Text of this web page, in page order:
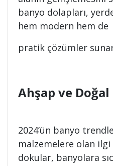
banyo dolapları,
hem modern hem de
pratik çözümler
Ahşap ve
2024’ün banyo
malzemelere olan ilgi
dokular, banyolara